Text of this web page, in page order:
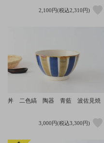
2,100円(税込2,310円)
丼 二色縞 陶器 青藍 波佐見焼
3,000円(税込3,300円)